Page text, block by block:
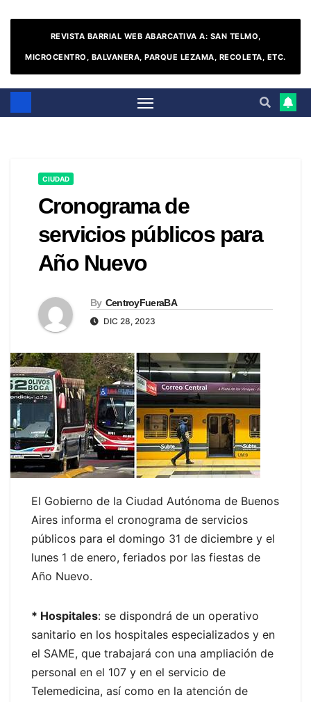
REVISTA BARRIAL WEB ABARCATIVA A: SAN TELMO,
MICROCENTRO, BALVANERA, PARQUE LEZAMA, RECOLETA, ETC.
CIUDAD
Cronograma de
servicios públicos para
Año Nuevo
By CentroyFueraBA
DIC 28, 2023
El Gobierno de la Ciudad Autónoma de Buenos
Aires informa el cronograma de servicios
públicos para el domingo 31 de diciembre y el
lunes 1 de enero, feriados por las fiestas de
Año Nuevo.
* Hospitales: se dispondrá de un operativo
sanitario en los hospitales especializados y en
el SAME, que trabajará con una ampliación de
personal en el 107 y en el servicio de
Telemedicina, así como en la atención de